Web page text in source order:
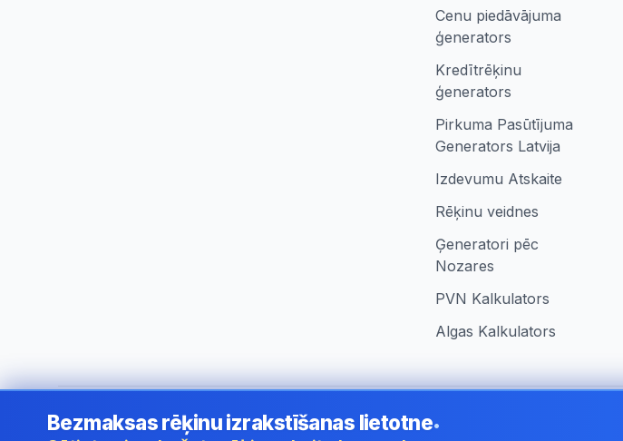
Cenu piedāvājuma
ģenerators
Kredītrēķinu
ģenerators
Pirkuma Pasūtījuma
Generators Latvija
Izdevumu Atskaite
Rēķinu veidnes
Ģeneratori pēc
Nozares
PVN Kalkulators
Algas Kalkulators
©2026i24 Limited. All rights reserved.•Uzņēmumiem Latvia
Bezmaksas rēķinu izrakstīšanas lietotne•